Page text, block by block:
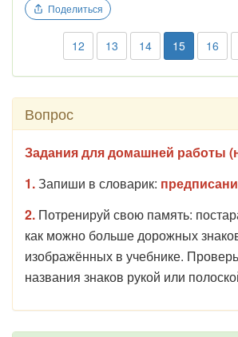
Поделиться
12 13 14 15 16
Вопрос
Задания для домашней работы
1.Запиши в словарик:
2. Потренируй свою память:
как можно больше дорожных
изображённых в учебнике.
названия знаков рукой или